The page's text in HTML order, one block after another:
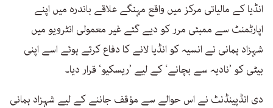
انڈیا کے مالیاتی مرکز میں واقع مہنگے علاقے باندرہ میں اپنے
اپارٹمنٹ سے ممبئی مرر کو دیے گئے غیر معمولی انٹرویو میں
شہزاد ہمانی نے انسیہ کو انڈیا لانے کا دفاع کرتے ہوئے اسے اپنی
بیٹی کو ’نادیہ سے بچانے‘ کے لیے ’ریسکیو‘ قرار دیا۔
دی انڈپینڈنٹ نے اس حوالے سے مؤقف جاننے کے لیے شہزاد ہمانی